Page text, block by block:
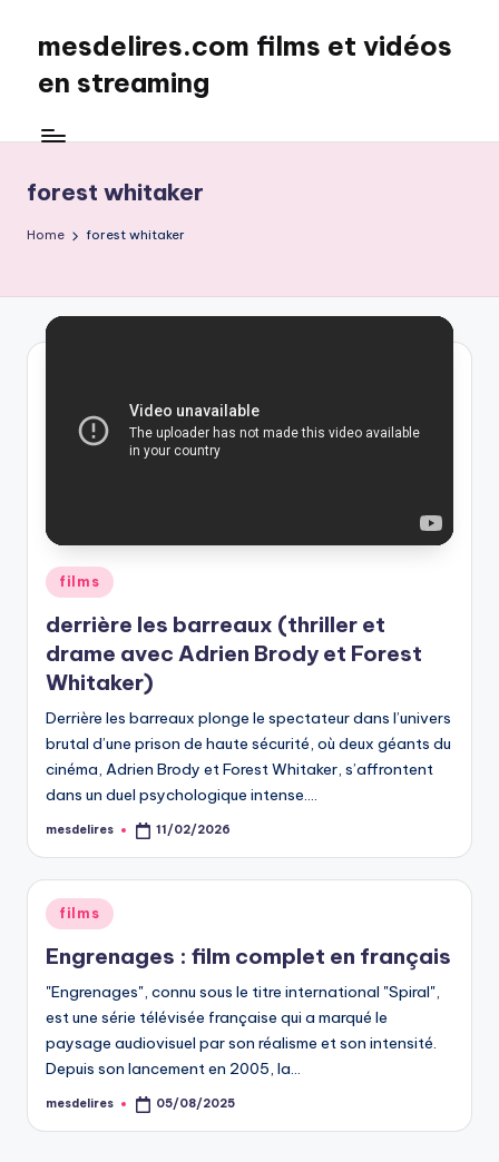
content
mesdelires.com films et vidéos
en streaming
:
et
complet
français
forest whitaker
Home forest whitaker
Posted
in
films
derrière les barreaux (thriller et
drame avec Adrien Brody et Forest
Whitaker)
Derrière les barreaux plonge le spectateur dans l’univers
brutal d’une prison de haute sécurité, où deux géants du
cinéma, Adrien Brody et Forest Whitaker, s’affrontent
dans un duel psychologique intense.…
Posted
mesdelires 11/02/2026
Posted
in
films
Engrenages : film complet en français
"Engrenages", connu sous le titre international "Spiral",
est une série télévisée française qui a marqué le
paysage audiovisuel par son réalisme et son intensité.
Depuis son lancement en 2005, la…
Posted
mesdelires 05/08/2025